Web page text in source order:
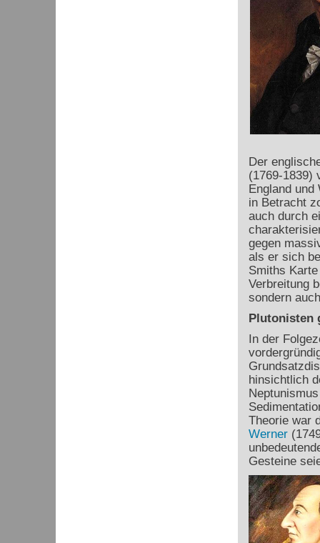
Der
(1769-1839)
England und
in Betracht
auch durch
gegen
als er sich
Smiths
Verbreitung
sondern
Plutonisten
In der
hinsichtlich
Theorie war
Werner
Gesteine